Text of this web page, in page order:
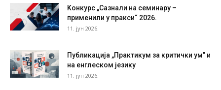
Kонкурс „Сазнали на семинару –
применили у пракси“ 2026.
11. јун 2026.
Публикација „Практикум за критички ум” и
на енглеском језику
11. јун 2026.